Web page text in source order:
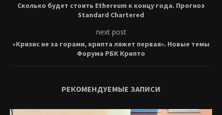
Сколько будет стоить Ethereum к концу года. Прогноз
Standard Chartered
next post
«Кризис не за горами, крипта ляжет первая». Новые темы
Форума РБК Крипто
РЕКОМЕНДУЕМЫЕ ЗАПИСИ